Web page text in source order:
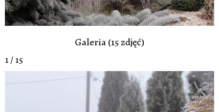
Galeria (15 zdjęć)
1 / 15